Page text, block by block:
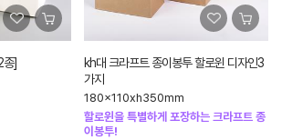
]
kh대 크라프트 종이봉투 할로윈 디자인3
가지
180x110xh350mm
할로윈을 특별하게 포장하는 크라프트 종
이봉투!